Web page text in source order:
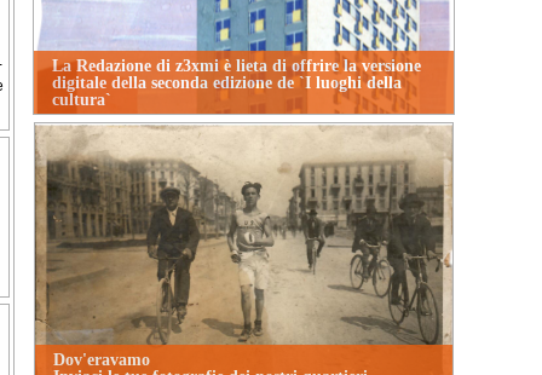
La Redazione di z3xmi è lieta di offrire la versione
digitale della seconda edizione de `I luoghi della
cultura`
Dov'eravamo